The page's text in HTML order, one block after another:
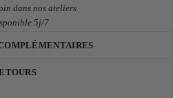
dans nos ateliers
5j/7